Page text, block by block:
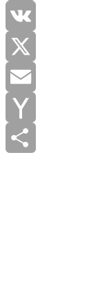
Reddit
VK
X
Email
Yahoo